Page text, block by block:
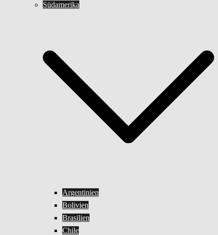
Südamerika
Argentinien
Bolivien
Brasilien
Chile